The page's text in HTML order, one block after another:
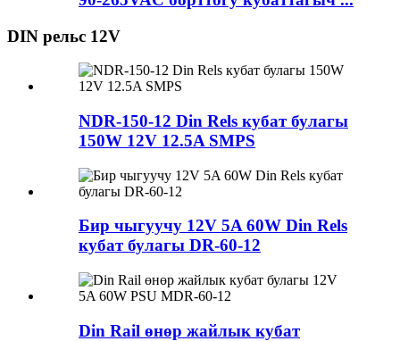
DIN рельс 12V
NDR-150-12 Din Rels кубат булагы
150W 12V 12.5A SMPS
Бир чыгуучу 12V 5A 60W Din Rels
кубат булагы DR-60-12
Din Rail өнөр жайлык кубат